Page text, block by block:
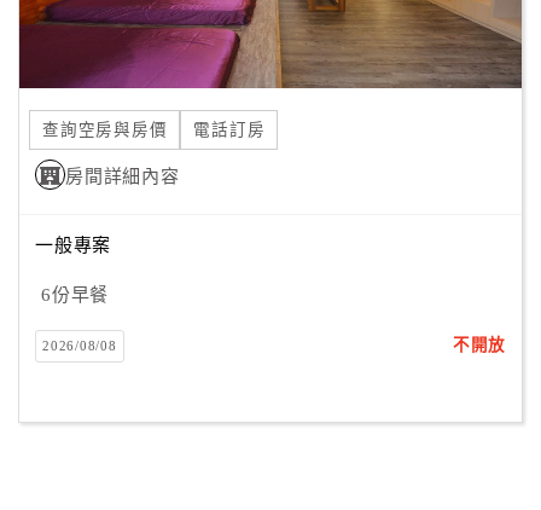
查詢空房與房價 電話訂房
房間詳細內容
一般專案
6份早餐
2026/08/08 不開放